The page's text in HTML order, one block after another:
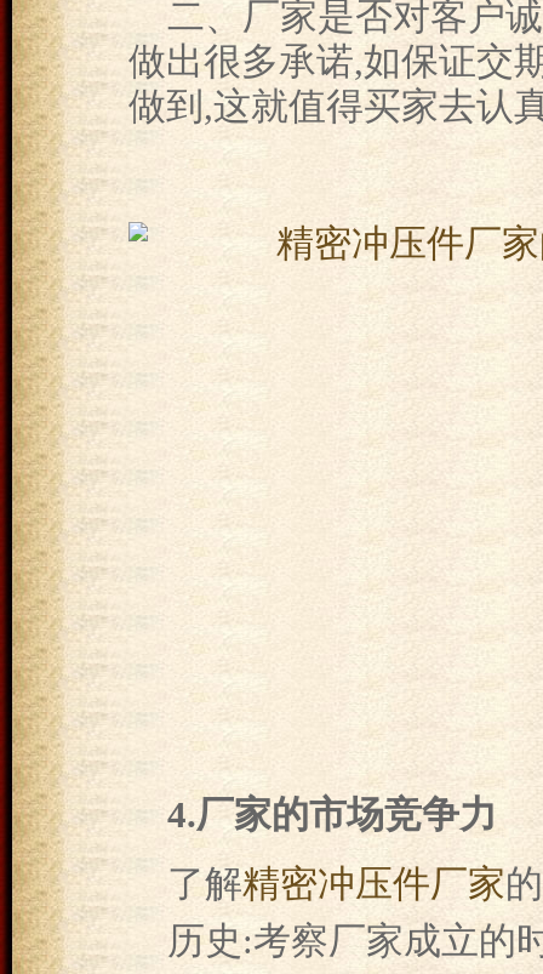
二、厂家是否对客户
做出很多承诺,如保证交
做到,这就值得买家去认
4.厂家的市场竞争力
了解精密冲压件厂家
历史:考察厂家成立的